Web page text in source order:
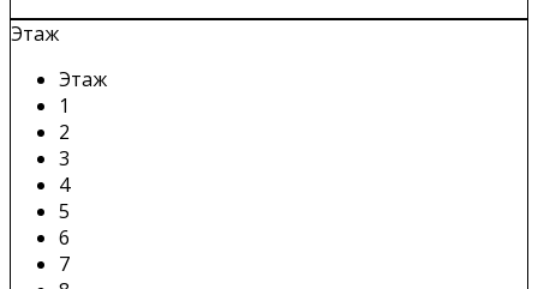
Этаж
Этаж
1
2
3
4
5
6
7